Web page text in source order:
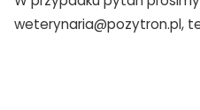
weterynaria@pozytron.pl,